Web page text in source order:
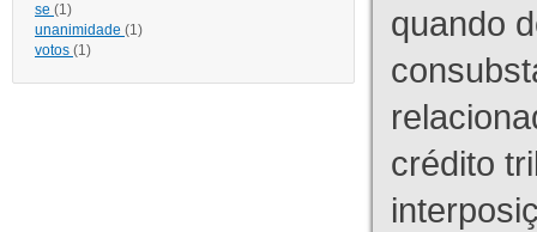
se (1)
unanimidade (1)
votos (1)
quando
crédito